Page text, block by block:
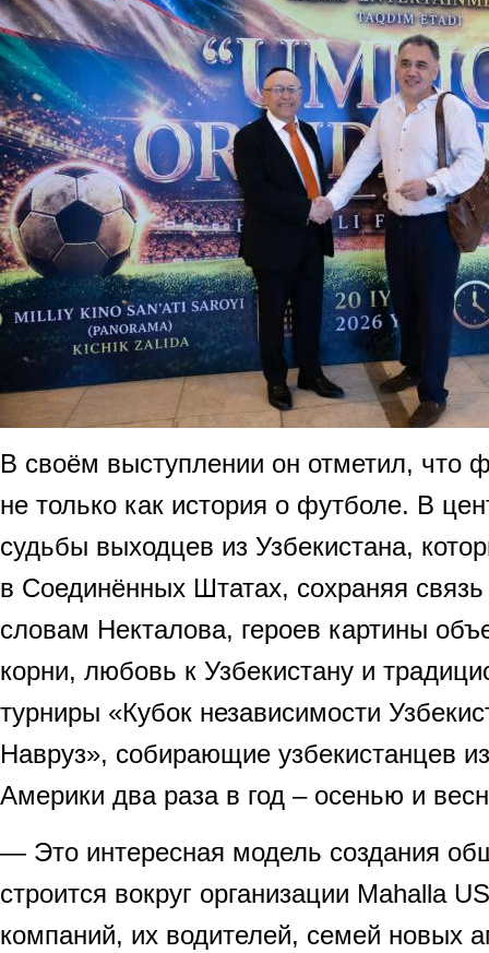
В своём выступлении он отметил, что
не только как история о футболе. В
судьбы выходцев из Узбекистана,
в Соединённых Штатах, сохраняя
словам Некталова, героев картины
корни, любовь к Узбекистану и
турниры «Кубок независимости
Навруз», собирающие узбекистанцев
Америки два раза в год – осенью и
— Это интересная модель создания
строится вокруг организации Mahalla
компаний, их водителей, семей новых